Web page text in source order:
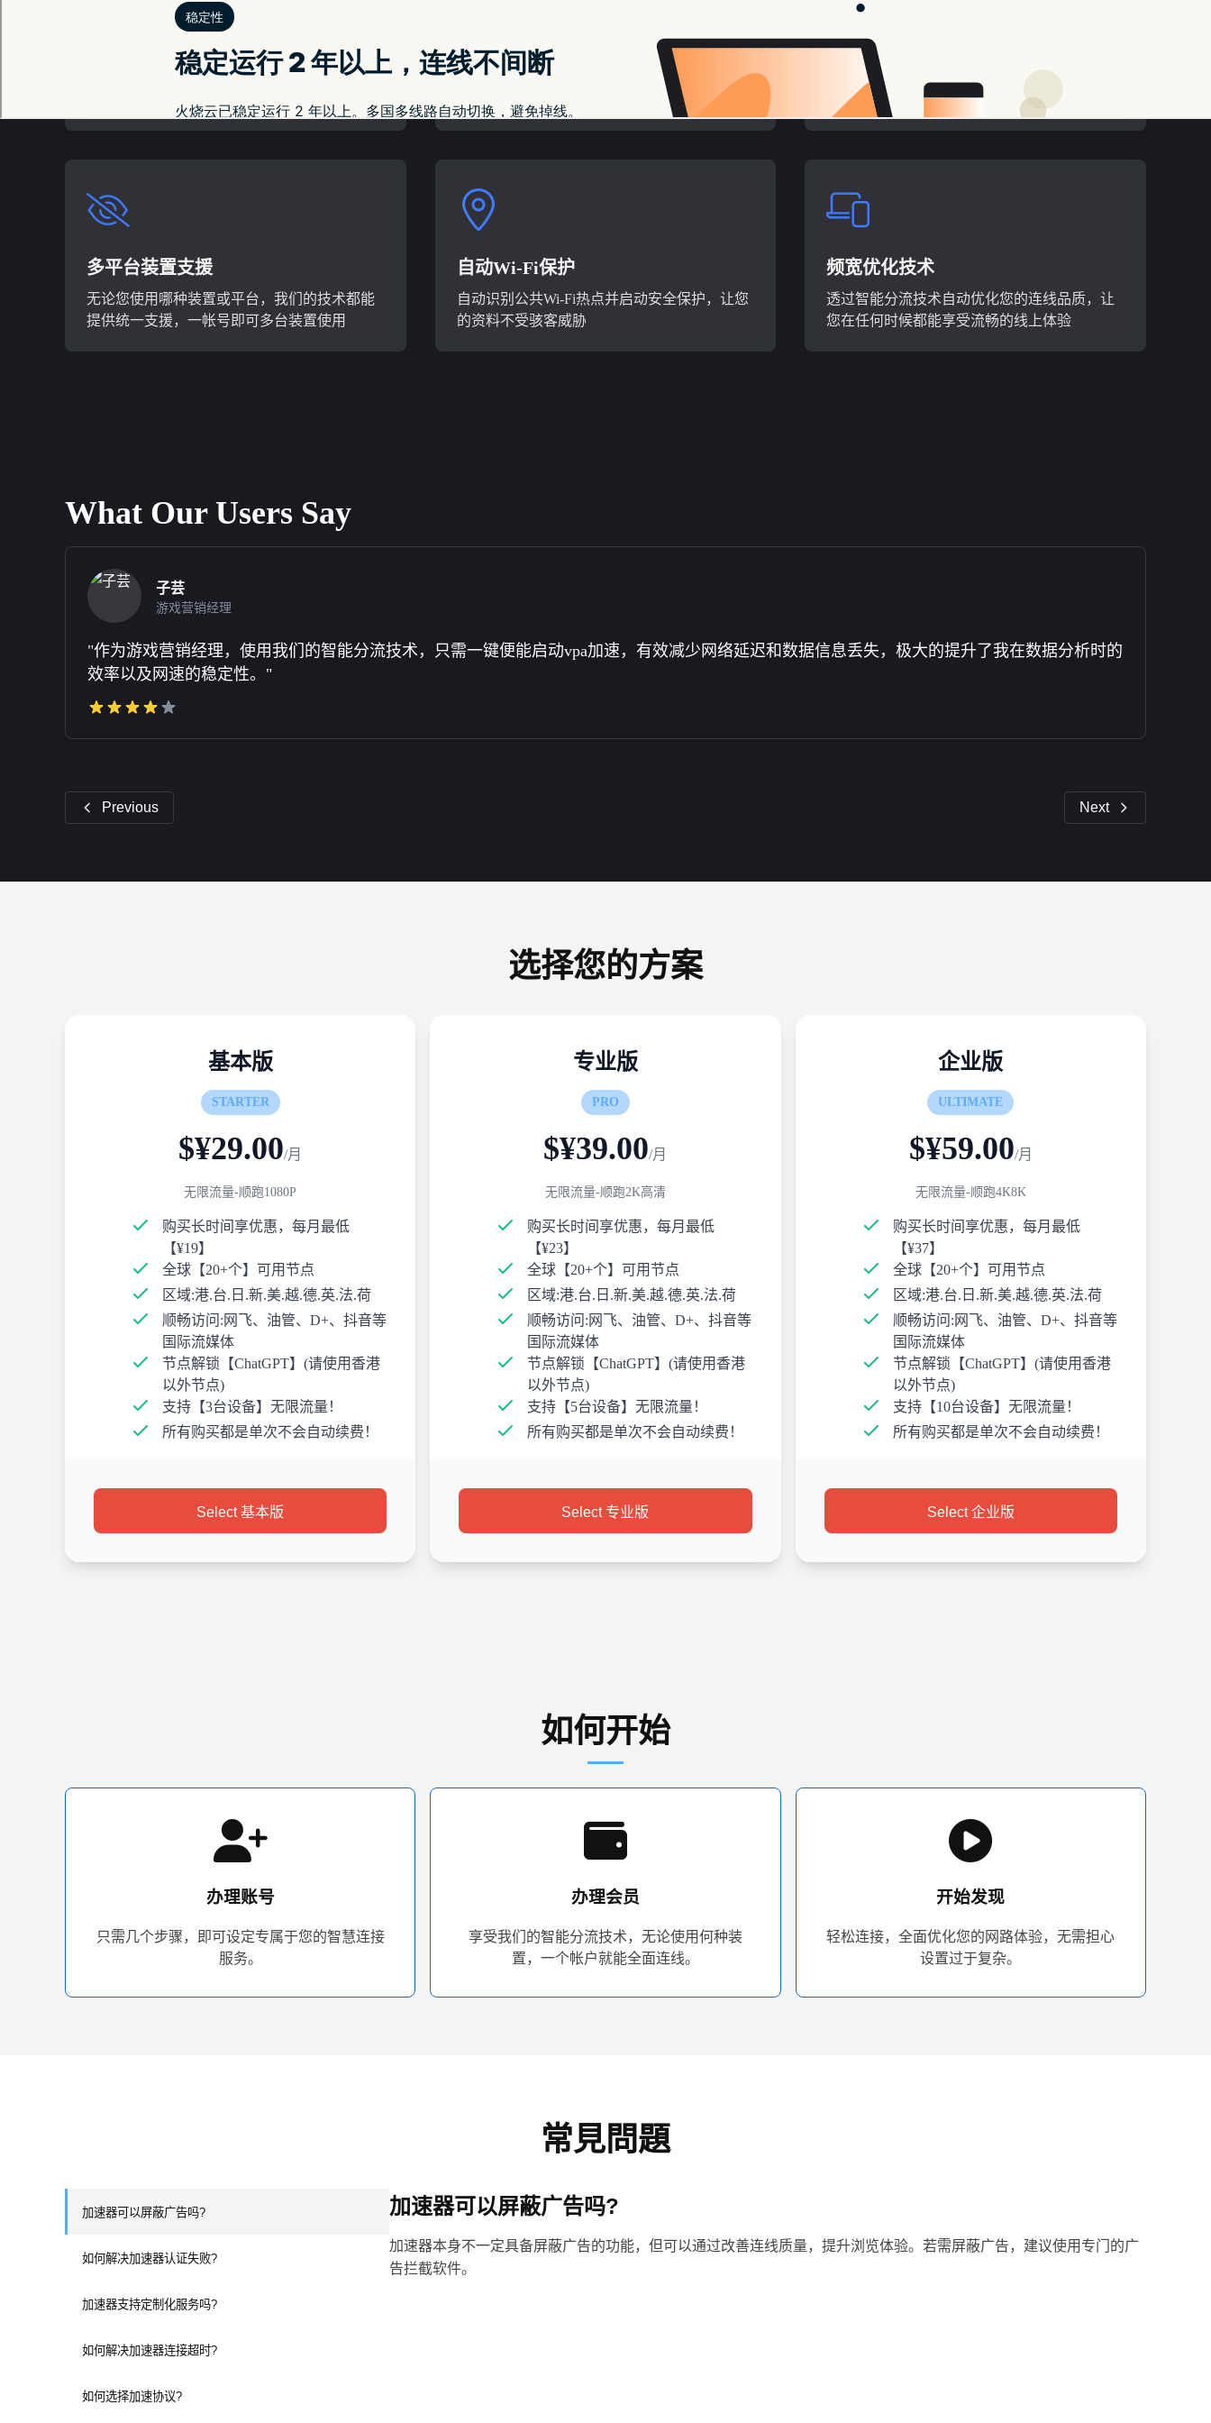
选择我们的十大优势
基于数据分析，我们的服务具有十大显著优
军事级加密技术
保障您的资料传输安全，采用军事级别的加密
双重加密保护
加倍保障数据安全，运用双重加密层级，确保
您的所有连线都获得高保护
多平台装置支援
无论您使用哪种装置或平台，我们的技术都能
提供统一支援，一帐号即可多台装置使用
自动Wi-Fi保护
自动识别公共Wi-Fi热点并启动安全保护，让您
的资料不受骇客威胁
频宽优化技术
透过智能分流技术自动优化您的连线品质，让
您在任何时候都能享受流畅的线上体验
What Our Users Say
子芸
游戏营销经理
"作为游戏营销经理，使用我们的智能分流技术，只需一键便能启动vpa加速，有效减少网络延迟和数据信息丢失，极大的提升了我在数据分析时的
效率以及网速的稳定性。"
Previous Next
选择您的方案
基本版
STARTER
$¥29.00/月
无限流量-顺跑1080P
购买长时间享优惠，每月最低
【¥19】
全球【20+个】可用节点
区域:港.台.日.新.美.越.德.英.法.荷
顺畅访问:网飞、油管、D+、抖音等
国际流媒体
节点解锁【ChatGPT】(请使用香港
以外节点)
支持【3台设备】无限流量！
所有购买都是单次不会自动续费！
Select 基本版
专业版
PRO
$¥39.00/月
无限流量-顺跑2K高清
购买长时间享优惠，每月最低
【¥23】
全球【20+个】可用节点
区域:港.台.日.新.美.越.德.英.法.荷
顺畅访问:网飞、油管、D+、抖音等
国际流媒体
节点解锁【ChatGPT】(请使用香港
以外节点)
支持【5台设备】无限流量！
所有购买都是单次不会自动续费！
Select 专业版
企业版
ULTIMATE
$¥59.00/月
无限流量-顺跑4K8K
购买长时间享优惠，每月最低
【¥37】
全球【20+个】可用节点
区域:港.台.日.新.美.越.德.英.法.荷
顺畅访问:网飞、油管、D+、抖音等
国际流媒体
节点解锁【ChatGPT】(请使用香港
以外节点)
支持【10台设备】无限流量！
所有购买都是单次不会自动续费！
Select 企业版
如何开始
办理账号
只需几个步骤，即可设定专属于您的智慧连接
服务。
办理会员
享受我们的智能分流技术，无论使用何种装
置，一个帐户就能全面连线。
开始发现
轻松连接，全面优化您的网路体验，无需担心
设置过于复杂。
常見問題
加速器可以屏蔽广告吗?
如何解决加速器认证失败?
加速器支持定制化服务吗?
如何解决加速器连接超时?
如何选择加速协议?
加速器可以屏蔽广告吗?
加速器本身不一定具备屏蔽广告的功能，但可以通过改善连线质量，提升浏览体验。若需屏蔽广告，建议使用专门的广
告拦截软件。